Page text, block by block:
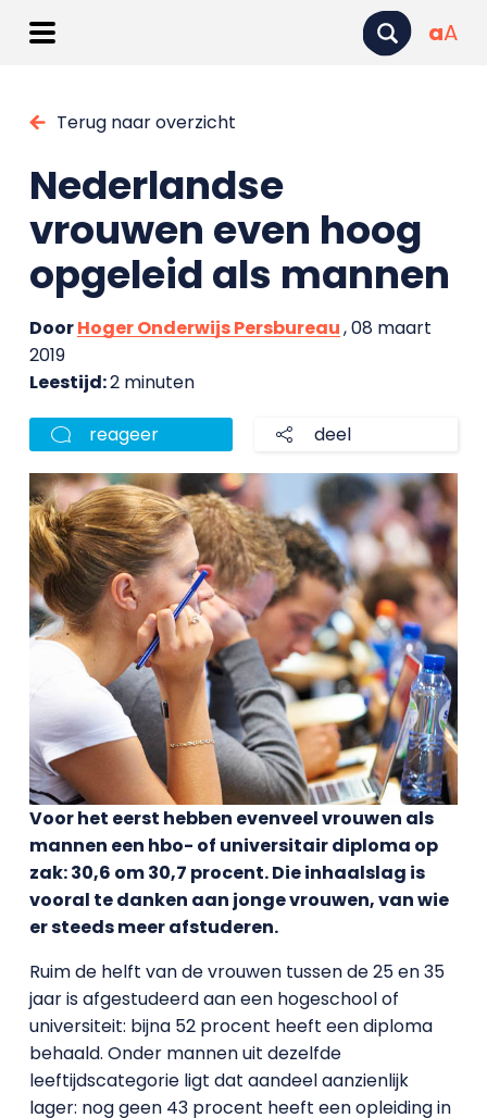
aA
Terug naar overzicht
Nederlandse
vrouwen even hoog
opgeleid als mannen
DoorHoger Onderwijs Persbureau, 08 maart
2019
Leestijd:2 minuten
reageer deel
Voor het eerst hebben evenveel vrouwen als
mannen een hbo- of universitair diploma op
zak: 30,6 om 30,7 procent. Die inhaalslag is
vooral te danken aan jonge vrouwen, van wie
er steeds meer afstuderen.
Ruim de helft van de vrouwen tussen de 25 en 35
jaar is afgestudeerd aan een hogeschool of
universiteit: bijna 52 procent heeft een diploma
behaald. Onder mannen uit dezelfde
leeftijdscategorie ligt dat aandeel aanzienlijk
lager: nog geen 43 procent heeft een opleiding in